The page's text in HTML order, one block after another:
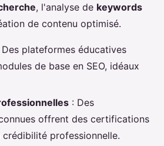
, l'analyse de keywords
de contenu optimisé.
Des plateformes éducatives
de base en SEO, idéaux
: Des
offrent des certifications
professionnelle.